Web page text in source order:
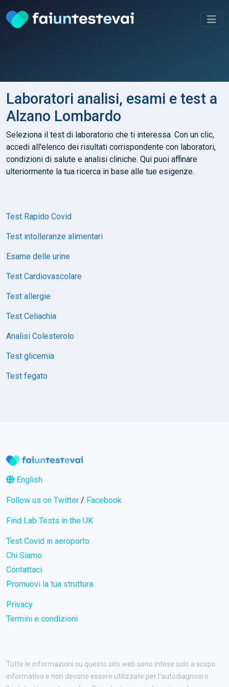
Laboratori analisi, esami e test a
Alzano Lombardo
Seleziona il test di laboratorio che ti interessa. Con un clic,
accedi all'elenco dei risultati corrispondente con laboratori,
condizioni di salute e analisi cliniche. Qui puoi affinare
ulteriormente la tua ricerca in base alle tue esigenze.
Test Rapido Covid
Test intolleranze alimentari
Esame delle urine
Test Cardiovascolare
Test allergie
Test Celiachia
Analisi Colesterolo
Test glicemia
Test fegato
English
Follow us on Twitter / Facebook
Find Lab Tests in the UK
Test Covid in aeroporto
Chi Siamo
Contattaci
Promuovi la tua struttura
Privacy
Termini e condizioni
Tutte le informazioni su questo sito web sono intese solo a scopo
informativo e non devono essere utilizzate per l'autodiagnosi o